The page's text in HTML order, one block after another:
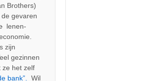
Brothers)
gevaren
lenen-
zijn
gezinnen
ze het zelf
bank”. Wil